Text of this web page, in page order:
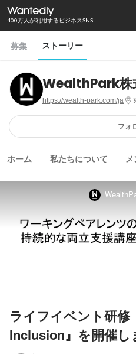
400万人が利用するビジネスSNS
募集 ストーリー
WealthPark株
https://wealth-park.com/ja
フォ
ホーム 私たちについて
ライフイベント研修
Inclusion』を開催し